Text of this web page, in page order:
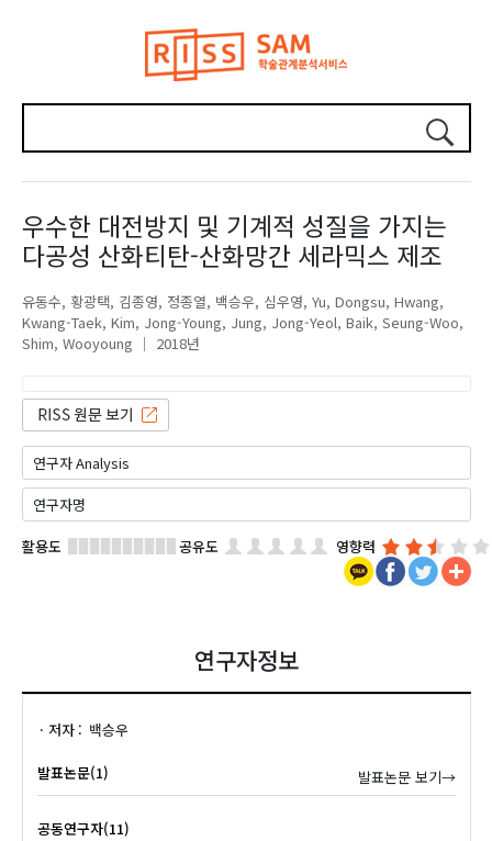
우수한 대전방지 및 기계적 성질을 가지는
다공성 산화티탄-산화망간 세라믹스 제조
유동수 황광택 김종영 정종열 백승우 심우영 Yu, Dongsu Hwang,
Kwang-Taek Kim, Jong-Young Jung, Jong-Yeol Baik, Seung-Woo
Shim, Wooyoung
2018년
활용도 공유도 영향력
연구자정보
저자 백승우
발표논문(1) 발표논문 보기→
공동연구자(11)